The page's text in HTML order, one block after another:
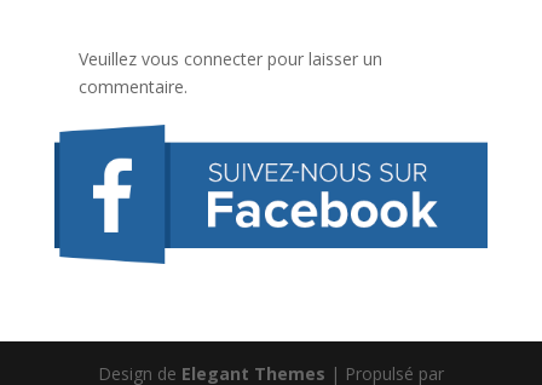
Veuillez vous connecter pour laisser un
commentaire.
Design de Elegant Themes | Propulsé par